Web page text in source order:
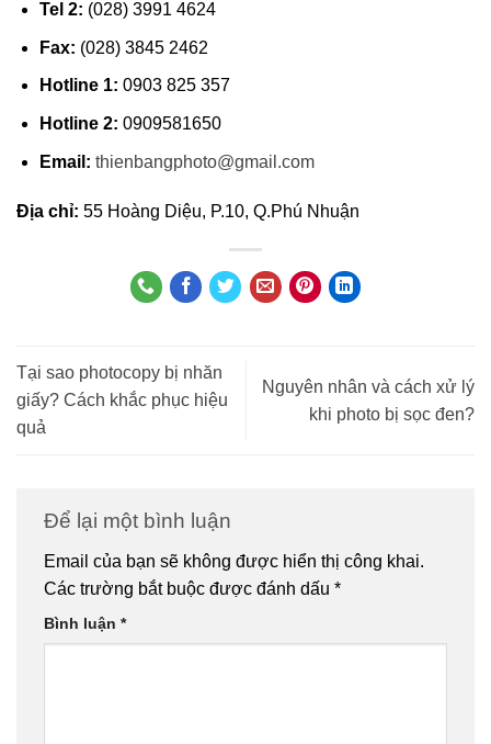
Tel 2: (028) 3991 4624
Fax: (028) 3845 2462
Hotline 1: 0903 825 357
Hotline 2: 0909581650
Email: thienbangphoto@gmail.com
Địa chỉ: 55 Hoàng Diệu, P.10, Q.Phú Nhuận
Tại sao photocopy bị nhăn
giấy? Cách khắc phục hiệu
quả
Nguyên nhân và cách xử lý
khi photo bị sọc đen?
Để lại một bình luận
Email của bạn sẽ không được hiển thị công khai.
Các trường bắt buộc được đánh dấu *
Bình luận *